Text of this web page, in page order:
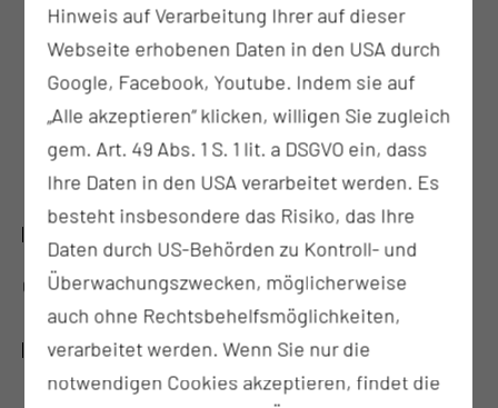
01.07.2025 – 30.6.2030
NUM STANDORTSPRECHER:INNEN
Hinweis auf Verarbeitung Ihrer auf dieser
Webseite erhobenen Daten in den USA durch
Google, Facebook, Youtube. Indem sie auf
„Alle akzeptieren“ klicken, willigen Sie zugleich
gem. Art. 49 Abs. 1 S. 1 lit. a DSGVO ein, dass
Ihre Daten in den USA verarbeitet werden. Es
besteht insbesondere das Risiko, das Ihre
Daten durch US-Behörden zu Kontroll- und
Überwachungszwecken, möglicherweise
auch ohne Rechtsbehelfsmöglichkeiten,
verarbeitet werden. Wenn Sie nur die
notwendigen Cookies akzeptieren, findet die